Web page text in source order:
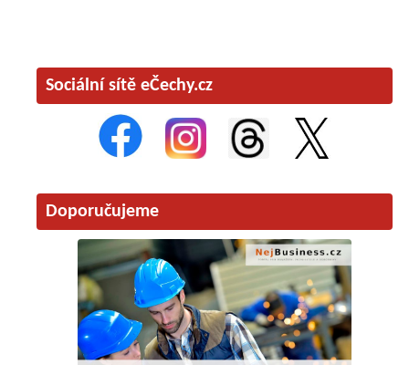
Sociální sítě eČechy.cz
Doporučujeme